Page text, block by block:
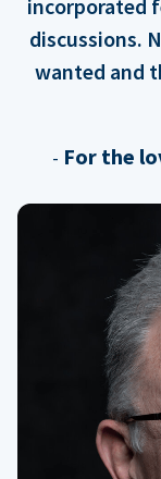
incorporated
discussions.
wanted and
- For the